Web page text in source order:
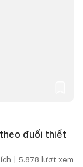
đuổi thiết
| 5.878 lượt xem